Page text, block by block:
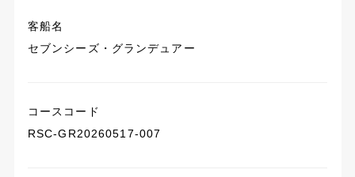
客船名
セブンシーズ・グランデュアー
コースコード
RSC-GR20260517-007